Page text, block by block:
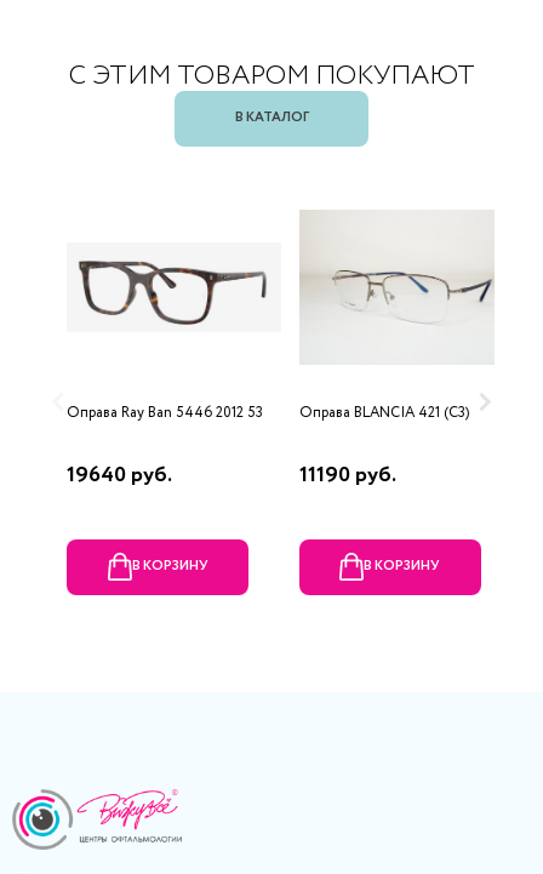
С ЭТИМ ТОВАРОМ ПОКУПАЮТ
В КАТАЛОГ
Оправа Ray Ban 5446 2012 53
19640 руб.
В КОРЗИНУ
Оправа BLANCIA 421 (C3)
11190 руб.
В КОРЗИНУ